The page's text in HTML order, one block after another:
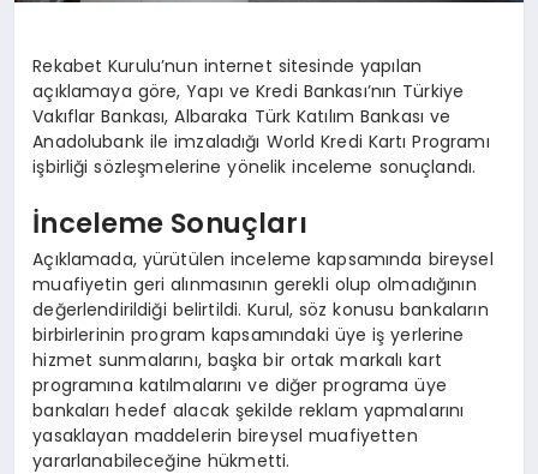
Rekabet Kurulu’nun internet sitesinde yapılan
açıklamaya göre, Yapı ve Kredi Bankası’nın Türkiye
Vakıflar Bankası, Albaraka Türk Katılım Bankası ve
Anadolubank ile imzaladığı World Kredi Kartı Programı
işbirliği sözleşmelerine yönelik inceleme sonuçlandı.
İnceleme Sonuçları
Açıklamada, yürütülen inceleme kapsamında bireysel
muafiyetin geri alınmasının gerekli olup olmadığının
değerlendirildiği belirtildi. Kurul, söz konusu bankaların
birbirlerinin program kapsamındaki üye iş yerlerine
hizmet sunmalarını, başka bir ortak markalı kart
programına katılmalarını ve diğer programa üye
bankaları hedef alacak şekilde reklam yapmalarını
yasaklayan maddelerin bireysel muafiyetten
yararlanabileceğine hükmetti.